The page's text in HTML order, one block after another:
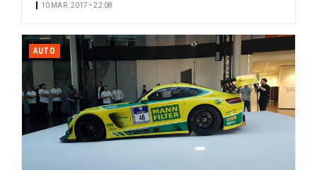
10 MAR. 2017 • 22:08
AUTO